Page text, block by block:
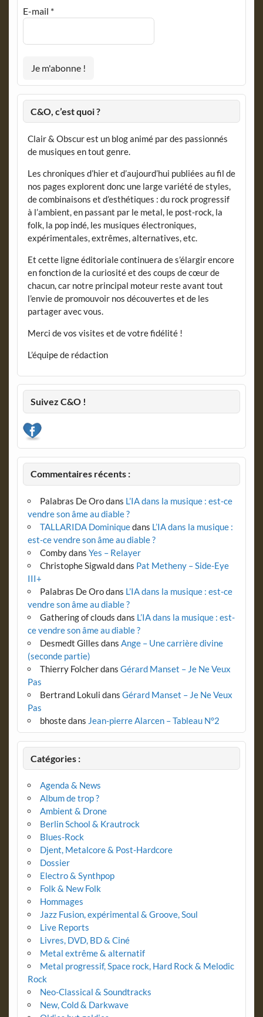
E-mail *
C&O, c’est quoi ?
Clair & Obscur est un blog animé par des passionnés
de musiques en tout genre.
Les chroniques d’hier et d’aujourd’hui publiées au fil de
nos pages explorent donc une large variété de styles,
de combinaisons et d’esthétiques : du rock progressif
à l’ambient, en passant par le metal, le post-rock, la
folk, la pop indé, les musiques électroniques,
expérimentales, extrêmes, alternatives, etc.
Et cette ligne éditoriale continuera de s’élargir encore
en fonction de la curiosité et des coups de cœur de
chacun, car notre principal moteur reste avant tout
l’envie de promouvoir nos découvertes et de les
partager avec vous.
Merci de vos visites et de votre fidélité !
L’équipe de rédaction
Suivez C&O !
Commentaires récents :
Palabras De Orodans L’IA dans la musique : est-ce
vendre son âme au diable ?
TALLARIDA Dominiquedans L’IA dans la musique :
est-ce vendre son âme au diable ?
Combydans Yes – Relayer
Christophe Sigwalddans Pat Metheny – Side-Eye
III+
Palabras De Orodans L’IA dans la musique : est-ce
vendre son âme au diable ?
Gathering of clouds dans L’IA dans la musique : est-
ce vendre son âme au diable ?
Desmedt Gilles dans Ange – Une carrière divine
(seconde partie)
Thierry Folcherdans Gérard Manset – Je Ne Veux
Pas
Bertrand Lokuli dans Gérard Manset – Je Ne Veux
Pas
bhostedans Jean-pierre Alarcen – Tableau N°2
Catégories :
Agenda & News
Album de trop ?
Ambient & Drone
Berlin School & Krautrock
Blues-Rock
Djent, Metalcore & Post-Hardcore
Dossier
Electro & Synthpop
Folk & New Folk
Hommages
Jazz Fusion, expérimental & Groove, Soul
Live Reports
Livres, DVD, BD & Ciné
Metal extrême & alternatif
Metal progressif, Space rock, Hard Rock & Melodic
Rock
Neo-Classical & Soundtracks
New, Cold & Darkwave